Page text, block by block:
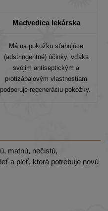
Medvedica lekárska
Má na pokožku sťahujúce
(adstringentné) účinky, vďaka
svojim antiseptickým a
protizápalovým vlastnostiam
podporuje regeneráciu pokožky.
matnú, nečistú,
a pleť, ktorá potrebuje novú